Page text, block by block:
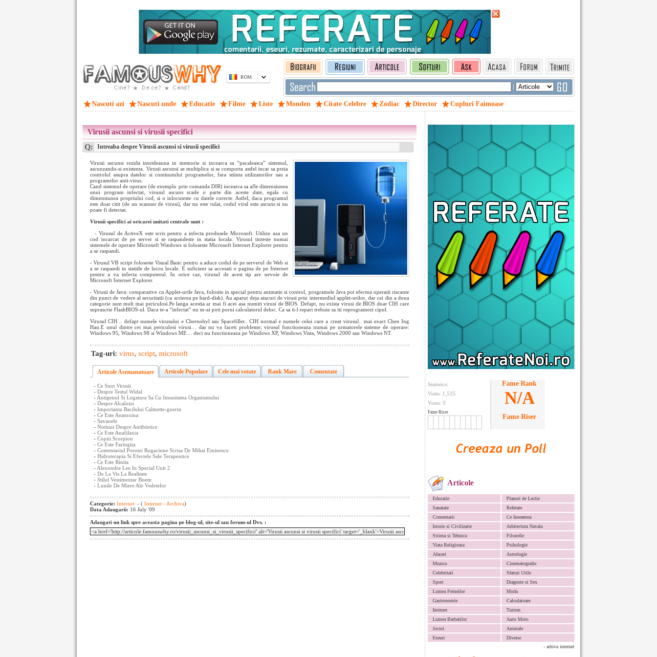
ROM
|
Nascuti azi Nascuti unde Educatie Filme Liste Monden Citate Celebre Zodiac Director Cupluri Faimoase
Statistics:
Visits: 1,535
Votes: 0
Fame Riser
Fame Rank
N/A
Fame Riser
Articole
Educatie
Planuri de Lectie
Sanatate
Referate
Comentarii
Ce Inseamna
Istorie si Civilizatie
Arhitectura Navala
Stiinta si Tehnica
Filozofie
Viata Religioasa
Psihologie
Afaceri
Astrologie
Muzica
Cinematografie
Celebritati
Sfaturi Utile
Sport
Dragoste si Sex
Lumea Femeilor
Moda
Gastronomie
Calculatoare
Internet
Turism
Lumea Barbatilor
Auto Moto
Jocuri
Animale
Eseuri
Diverse
- arhiva internet
Virusii ascunsi si virusii specifici
Q: Intreaba despre Virusii ascunsi si virusii specifici
Virusii ascunsi rezida intotdeauna in memorie si incearca sa “pacaleasca” sistemul,
ascunzandu-si existenta. Virusii ascunsi se multiplica si se comporta astfel incat sa preia
controlul asupra datelor si continutului programelor, fara stiinta utilizatorilor sau a
programelor anti-virus.
Cand sistemul de operare (de exemplu prin comanda DIR) incearca sa afle dimensiunea
unui program infectat, virusul ascuns scade o parte din aceste date, egala cu
dimensiunea propriului cod, si o inlocuieste cu datele corecte. Astfel, daca programul
este doar citit (de un scanner de virusi), dar nu este rulat, codul viral este ascuns si nu
poate fi detectat.
Virusii specifici ai oricarei unitati centrale sunt :
- Virusul de ActiveX este scris pentru a infecta produsele Microsoft. Utilize aza un
cod incarcat de pe server si se raspandeste in statia locala. Virusul tinteste numai
sistemele de operare Microsoft Windows si foloseste Microsoft Internet Explorer pentru
a se raspandi.
- Virusul VB script foloseste Visual Basic pentru a aduce codul de pe serverul de Web si
a se raspandi in statiile de lucru locale. E suficient sa accesati o pagina de pe Internet
pentru a va infecta computerul. In orice caz, virusul de acest tip are nevoie de
Microsoft Internet Explorer.
- Virusii de Java: comparative cu Applet-urile Java, folosite in special pentru animatie si control, programele Java pot efectua operatii riscante
din punct de vedere al securitatii (ca scrierea pe hard-disk). Au aparut deja atacuri de virusi prin intermediul applet-urilor, dar cei din a doua
categorie sunt mult mai periculosi.Pe langa acestia ar mai fi acei asa numiti virusi de BIOS. Defapt, nu exista virusi de BIOS doar CIH care
suprascrie FlashBIOS-ul. Daca te-a “infectat” nu m-ai poti porni calculatorul deloc. Ca sa ti-l repari trebuie sa iti reprogramezi cipul.
Virusul CIH .. defapt numele virusului e Chernobyl sau Spacefiller.. CIH normal e numele celui care a creat virusul.. mai exact Chen Ing
Hau.E unul dintre cei mai periculosi virusi… dar nu va faceti probleme; virusul functioneaza numai pe urmatorele sisteme de operare:
Windows 95, Windows 98 si Windows ME… deci nu functioneaza pe Windows XP, Windows Vista, Windows 2000 sau Windows NT.
Tag-uri: virus, script, microsoft
Articole Asemanatoare Articole Populare Cele mai votate Rank Mare Comentate
- Ce Sunt Virusii
- Despre Testul Widal
- Antigenul Si Legatura Sa Cu Imunitatea Organismului
- Despre Alcaloizi
- Importanta Bacilului Calmette-guerin
- Ce Este Anatoxina
- Savanele
- Notiuni Despre Antibiotice
- Ce Este Anafilaxia
- Copiii Scorpion
- Ce Este Faringita
- Comentariul Poeziei Rugaciune Scrisa De Mihai Eminescu
- Hidroterapia Si Efectele Sale Terapeutice
- Ce Este Rinita
- Alexondra Lee In Special Unit 2
- De La Vis La Realitate
- Stilul Vestimentar Boem
- Lunile De Miere Ale Vedetelor
Categorie: Internet - ( Internet - Archiva)
Data Adaugarii: 16 July '09
Adaugati un link spre aceasta pagina pe blog-ul, site-ul sau forum-ul Dvs. :